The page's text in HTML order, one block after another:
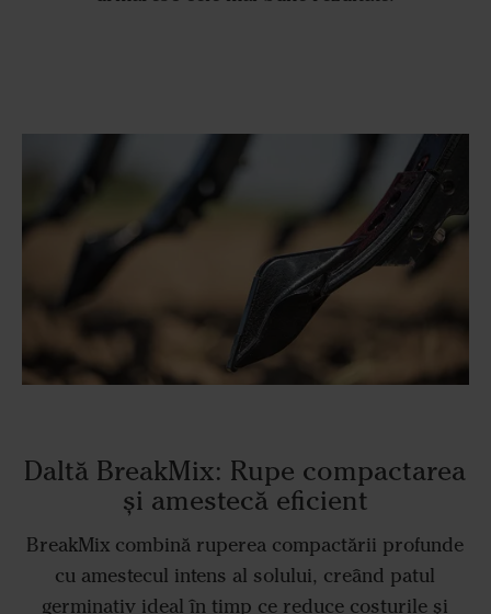
Daltă BreakMix: Rupe compactarea
și amestecă eficient
BreakMix combină ruperea compactării profunde
cu amestecul intens al solului, creând patul
germinativ ideal în timp ce reduce costurile și